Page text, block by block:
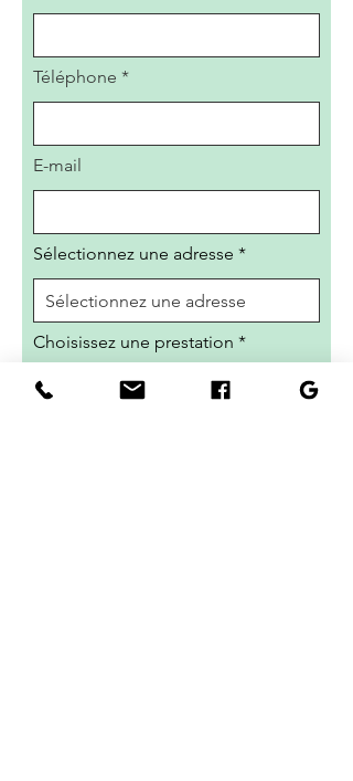
Téléphone *
E-mail
Sélectionnez une adresse
Choisissez une prestation